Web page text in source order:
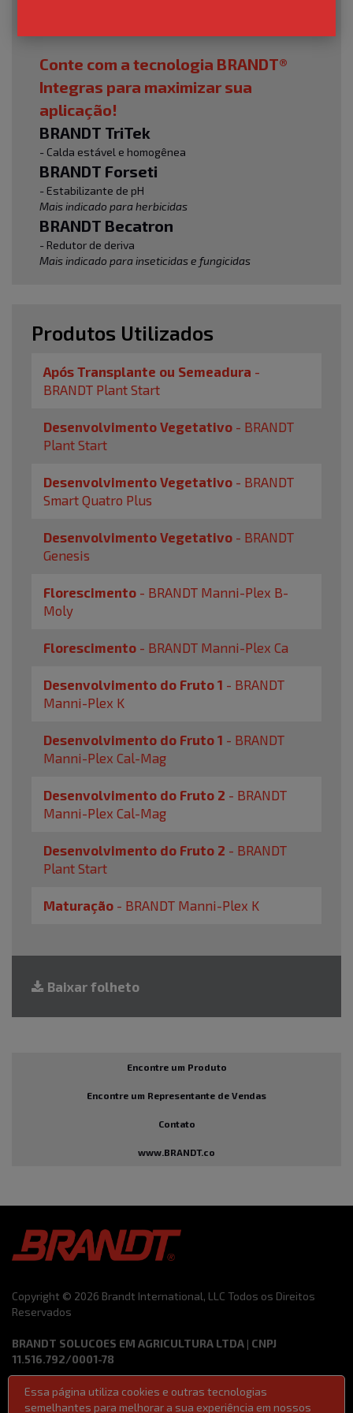
Conte com a tecnologia BRANDT®
Integras para maximizar sua
aplicação!
BRANDT TriTek
- Calda estável e homogênea
BRANDT Forseti
- Estabilizante de pH
Mais indicado para herbicidas
BRANDT Becatron
- Redutor de deriva
Mais indicado para inseticidas e fungicidas
Produtos Utilizados
Após Transplante ou Semeadura -
BRANDT Plant Start
Desenvolvimento Vegetativo - BRANDT
Plant Start
Desenvolvimento Vegetativo - BRANDT
Smart Quatro Plus
Desenvolvimento Vegetativo - BRANDT
Genesis
Florescimento - BRANDT Manni-Plex B-
Moly
Florescimento - BRANDT Manni-Plex Ca
Desenvolvimento do Fruto 1 - BRANDT
Manni-Plex K
Desenvolvimento do Fruto 1 - BRANDT
Manni-Plex Cal-Mag
Desenvolvimento do Fruto 2 - BRANDT
Manni-Plex Cal-Mag
Desenvolvimento do Fruto 2 - BRANDT
Plant Start
Maturação - BRANDT Manni-Plex K
Baixar folheto
Encontre um Produto
Encontre um Representante de Vendas
Contato
www.BRANDT.co
Copyright © 2026 Brandt International, LLC Todos os Direitos
Reservados
BRANDT SOLUCOES EM AGRICULTURA LTDA | CNPJ
11.516.792/0001-78
Termos de Uso Código de Ética e Conduta
Essa página utiliza cookies e outras tecnologias
semelhantes para melhorar a sua experiência em nossos